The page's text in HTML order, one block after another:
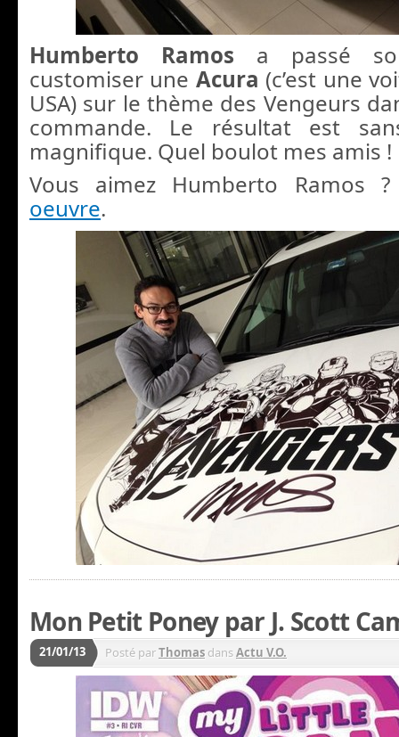
Humberto Ramos a passé
customiser une Acura (c’est une
USA) sur le thème des Vengeurs
commande. Le résultat est
magnifique. Quel boulot mes amis !
Vous aimez Humberto Ramos
oeuvre.
Mon Petit Poney par J. Scott
21/01/13 Posté parThomas dansActu V.O.